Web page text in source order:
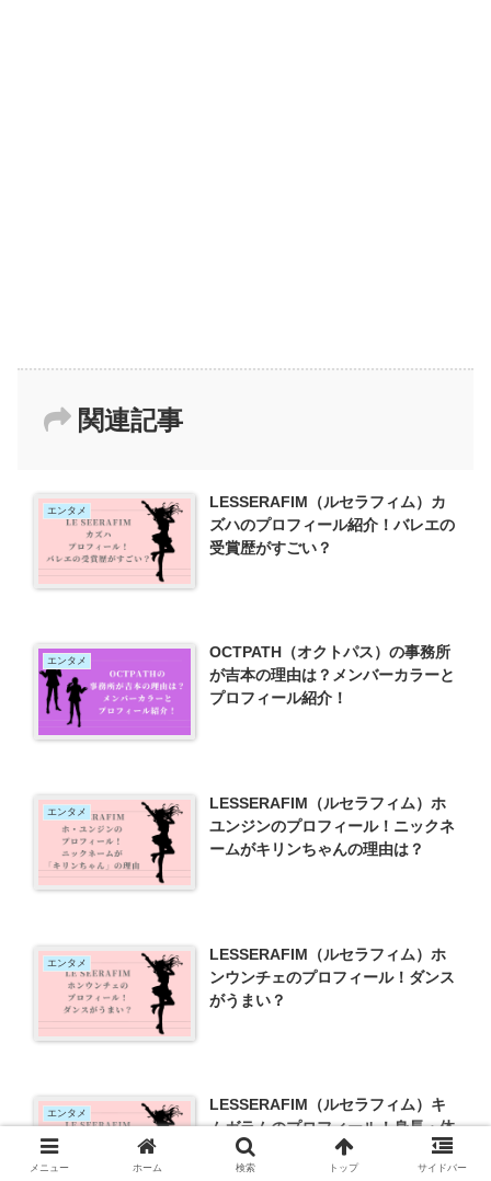
関連記事
エンタメ
LESSERAFIM（ルセラフィム）カ
ズハのプロフィール紹介！バレエの
受賞歴がすごい？
エンタメ
OCTPATH（オクトパス）の事務所
が吉本の理由は？メンバーカラーと
プロフィール紹介！
エンタメ
LESSERAFIM（ルセラフィム）ホ
ユンジンのプロフィール！ニックネ
ームがキリンちゃんの理由は？
エンタメ
LESSERAFIM（ルセラフィム）ホ
ンウンチェのプロフィール！ダンス
がうまい？
エンタメ
LESSERAFIM（ルセラフィム）キ
ムガラムのプロフィール！身長・体
重・経歴は？
メニュー ホーム 検索 トップ サイドバー